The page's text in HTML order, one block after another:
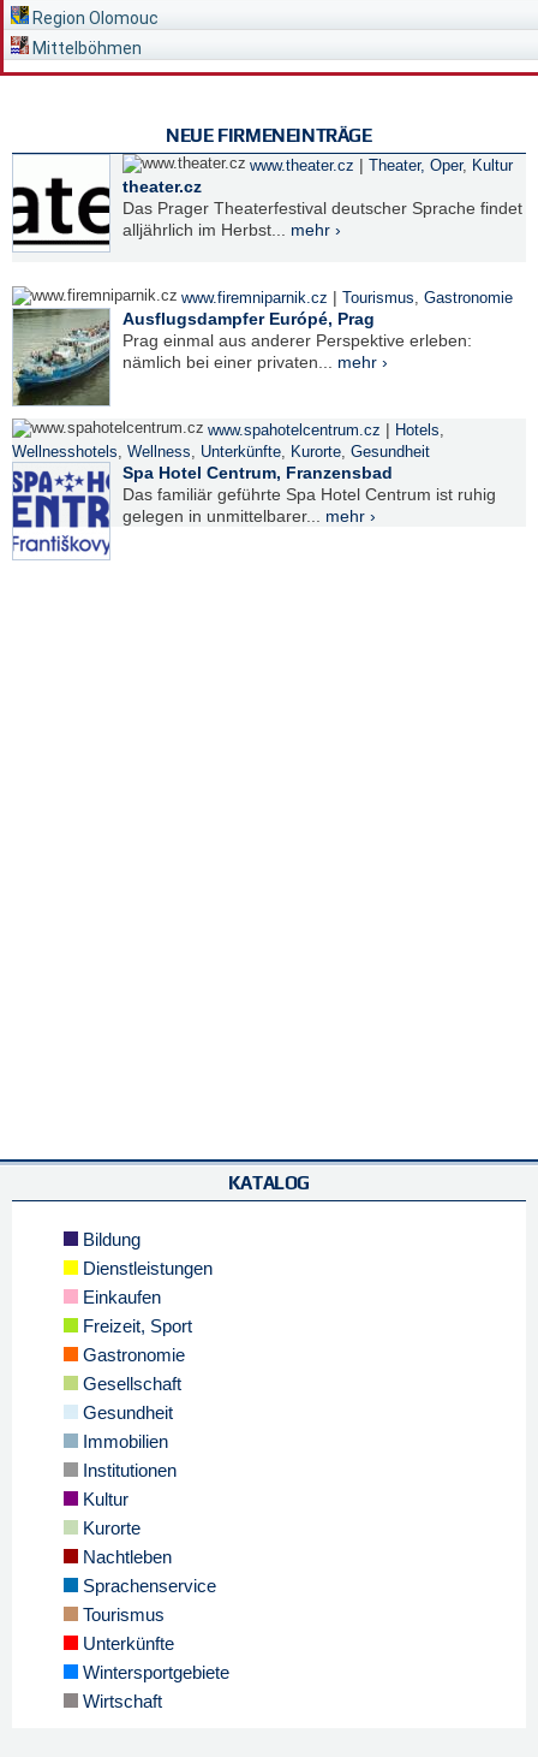
Region Olomouc
Mittelböhmen
NEUE FIRMENEINTRÄGE
www.theater.cz | Theater, Oper, Kultur
theater.cz
Das Prager Theaterfestival deutscher Sprache findet
alljährlich im Herbst... mehr ›
www.firemniparnik.cz | Tourismus, Gastronomie
Ausflugsdampfer Európé, Prag
Prag einmal aus anderer Perspektive erleben:
nämlich bei einer privaten... mehr ›
www.spahotelcentrum.cz | Hotels,
Wellnesshotels, Wellness, Unterkünfte, Kurorte, Gesundheit
Spa Hotel Centrum, Franzensbad
Das familiär geführte Spa Hotel Centrum ist ruhig
gelegen in unmittelbarer... mehr ›
KATALOG
Bildung
Dienstleistungen
Einkaufen
Freizeit, Sport
Gastronomie
Gesellschaft
Gesundheit
Immobilien
Institutionen
Kultur
Kurorte
Nachtleben
Sprachenservice
Tourismus
Unterkünfte
Wintersportgebiete
Wirtschaft